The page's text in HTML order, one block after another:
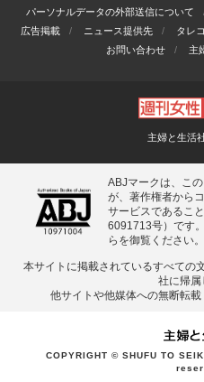
パーソナルデータの外部送信について
広告掲載
ニュース提供先 タレ
お問い合わせ
主
主婦と生活
ABJマークは、こ
が、著作権者から
サービスであるこ
6091713号）です
らを御覧ください。
本サイトに掲載されているすべての
社に帰属
他サイトや他媒体への無断転載
COPYRIGHT © SHUFU TO